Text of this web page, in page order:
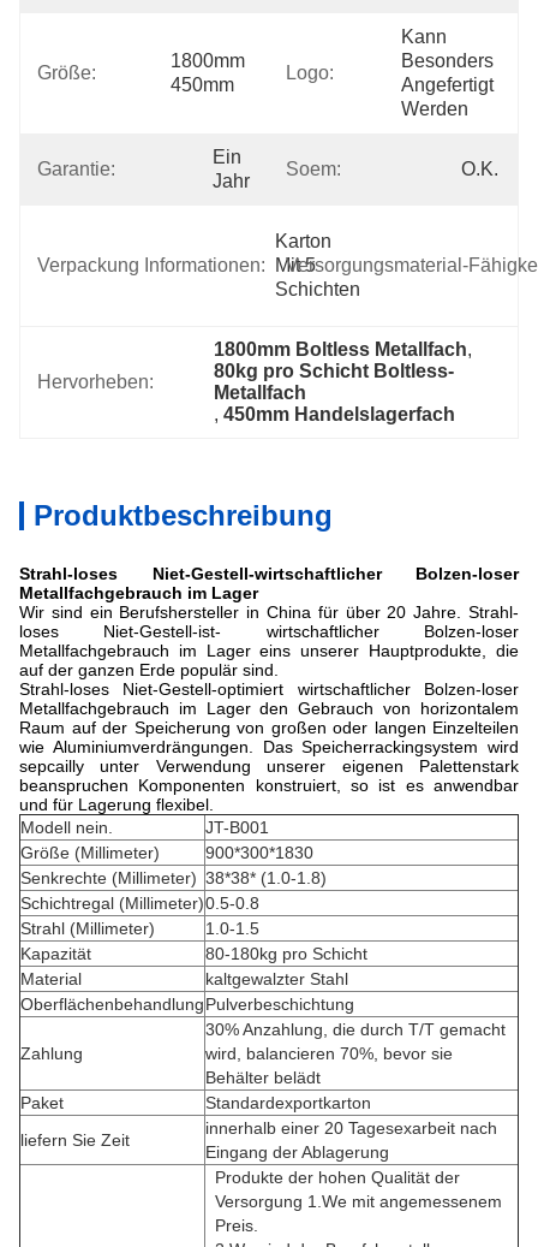
Größe:
1800mm
450mm
Logo:
Kann
Besonders
Angefertigt
Werden
Garantie:
Ein
Jahr
Soem: O.K.
Verpackung Informationen:
Karton
Mit 5
Schichten
Versorgungsmaterial-
Hervorheben:
1800mm Boltless Metallfach,
80kg pro Schicht Boltless-
Metallfach
, 450mm Handelslagerfach
Produktbeschreibung
Strahl-loses Niet-Gestell-wirtschaftlicher Bolzen-loser
Metallfachgebrauch im Lager
Wir sind ein Berufshersteller in China für über 20 Jahre. Strahl-
loses Niet-Gestell-ist- wirtschaftlicher Bolzen-loser
Metallfachgebrauch im Lager eins unserer Hauptprodukte, die
auf der ganzen Erde populär sind.
Strahl-loses Niet-Gestell-optimiert wirtschaftlicher Bolzen-loser
Metallfachgebrauch im Lager den Gebrauch von horizontalem
Raum auf der Speicherung von großen oder langen Einzelteilen
wie Aluminiumverdrängungen. Das Speicherrackingsystem wird
sepcailly unter Verwendung unserer eigenen Palettenstark
beanspruchen Komponenten konstruiert, so ist es anwendbar
und für Lagerung flexibel.
Modell nein.
JT-B001
Größe (Millimeter)
900*300*1830
Senkrechte (Millimeter) 38*38* (1.0-1.8)
Schichtregal (Millimeter)0.5-0.8
Strahl (Millimeter)
1.0-1.5
Kapazität
80-180kg pro Schicht
Material
kaltgewalzter Stahl
OberflächenbehandlungPulverbeschichtung
Zahlung
30% Anzahlung, die durch T/T gemacht
wird, balancieren 70%, bevor sie
Behälter belädt
Paket
Standardexportkarton
liefern Sie Zeit
innerhalb einer 20 Tagesexarbeit nach
Eingang der Ablagerung
Produkte der hohen Qualität der
Versorgung 1.We mit angemessenem
Preis.